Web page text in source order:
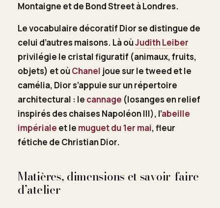
Montaigne et de Bond Street à Londres.
Le vocabulaire décoratif Dior se distingue de
celui d’autres maisons. Là oùJudith Leiber
privilégie le cristal figuratif (animaux, fruits,
objets) et oùChanel joue sur le tweed et le
camélia, Dior s’appuie sur un répertoire
architectural : le cannage (losanges en relief
inspirés des chaises Napoléon III), l’abeille
impériale et le muguet du 1er mai, fleur
fétiche de Christian Dior.
Matières, dimensions et savoir-faire
d’atelier